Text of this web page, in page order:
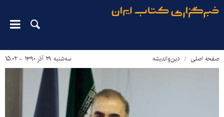
صفحه اصلی دین‌واندیشه سه‌شنبه ۲۹ آذر ۱۳۹۰ - ۱۵:۰۲